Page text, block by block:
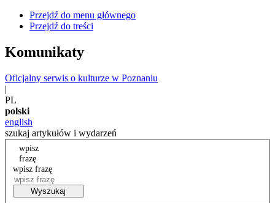
Przejdź do menu głównego
Przejdź do treści
Komunikaty
Oficjalny serwis o kulturze w Poznaniu
|
PL
polski
english
szukaj artykułów i wydarzeń
wpisz
frazę
wpisz frazę
Wyszukaj